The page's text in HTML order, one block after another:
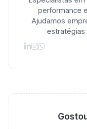
performance
Ajudamos
estratégias